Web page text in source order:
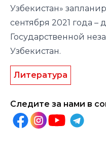
Узбекистан»
сентября 2021 года –
Государственной
Узбекистан.
Литература
Следите за нами в